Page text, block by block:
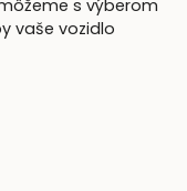
s výberom
vaše vozidlo